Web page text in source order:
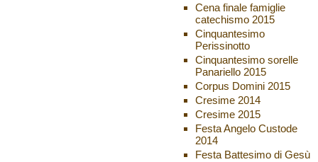
Cena finale famiglie
catechismo 2015
Cinquantesimo
Perissinotto
Cinquantesimo sorelle
Panariello 2015
Corpus Domini 2015
Cresime 2014
Cresime 2015
Festa Angelo Custode
2014
Festa Battesimo di Gesù